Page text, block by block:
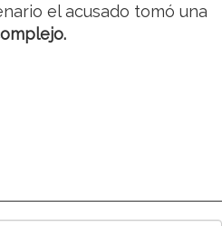
el acusado tomó una